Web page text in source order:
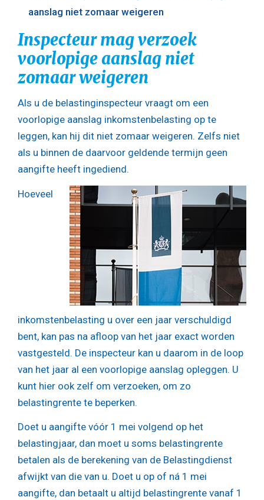
aanslag niet zomaar weigeren
Inspecteur mag verzoek
voorlopige aanslag niet
zomaar weigeren
Als u de belastinginspecteur vraagt om een
voorlopige aanslag inkomstenbelasting op te
leggen, kan hij dit niet zomaar weigeren. Zelfs niet
als u binnen de daarvoor geldende termijn geen
aangifte heeft ingediend.
Hoeveel
inkomstenbelasting u over een jaar verschuldigd
bent, kan pas na afloop van het jaar exact worden
vastgesteld. De inspecteur kan u daarom in de loop
van het jaar al een voorlopige aanslag opleggen. U
kunt hier ook zelf om verzoeken, om zo
belastingrente te beperken.
Doet u aangifte vóór 1 mei volgend op het
belastingjaar, dan moet u soms belastingrente
betalen als de berekening van de Belastingdienst
afwijkt van die van u. Doet u op of ná 1 mei
aangifte, dan betaalt u altijd belastingrente vanaf 1